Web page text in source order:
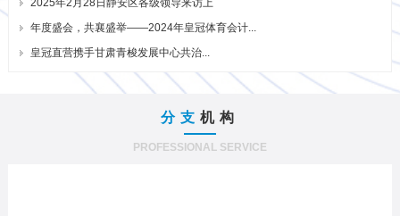
年度盛会，共襄盛举——2024年皇冠体育会计...
皇冠直营携手甘肃青梭发展中心共治...
分支 机构
PROFESSIONAL SERVICE